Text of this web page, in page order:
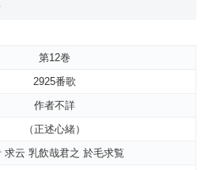
第12巻
2925番歌
作者不詳
（正述心緒）
求云 乳飲哉君之 於毛求覧